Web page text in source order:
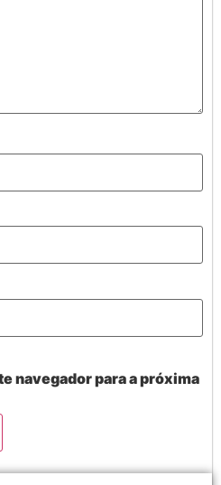
navegador para a próxima